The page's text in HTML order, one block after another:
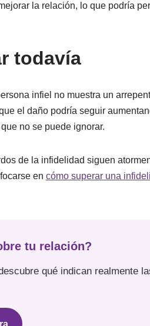
la relación, lo que podría
todavía
infiel no muestra un
el daño podría seguir
no se puede ignorar.
de la infidelidad siguen
en cómo superar una
tu relación?
qué indican realmente